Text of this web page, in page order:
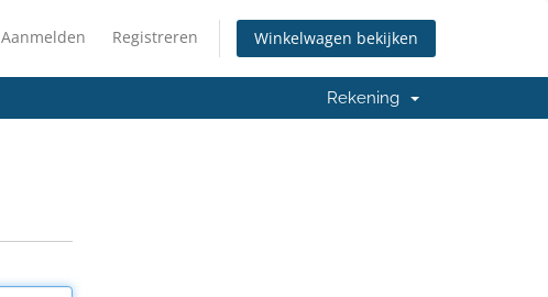
Aanmelden Registreren Winkelwagen bekijken
Rekening